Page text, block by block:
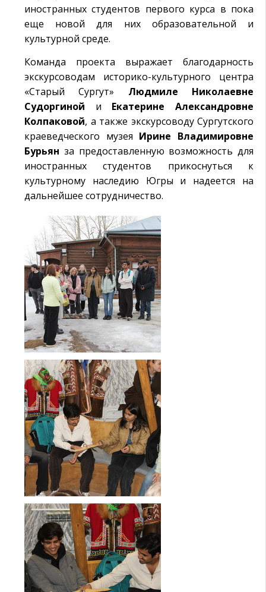
иностранных студентов первого курса в пока
еще новой для них образовательной и
культурной среде.
Команда проекта выражает благодарность
экскурсоводам историко-культурного центра
«Старый Сургут» Людмиле Николаевне
Судоргиной и Екатерине Александровне
Колпаковой, а также экскурсоводу Сургутского
краеведческого музея Ирине Владимировне
Бурьян за предоставленную возможность для
иностранных студентов прикоснуться к
культурному наследию Югры и надеется на
дальнейшее сотрудничество.